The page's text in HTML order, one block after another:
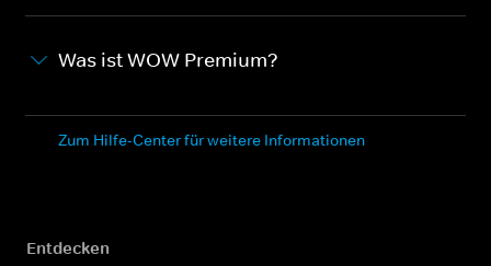
Was ist WOW Premium?
Zum Hilfe-Center für weitere Informationen
Entdecken